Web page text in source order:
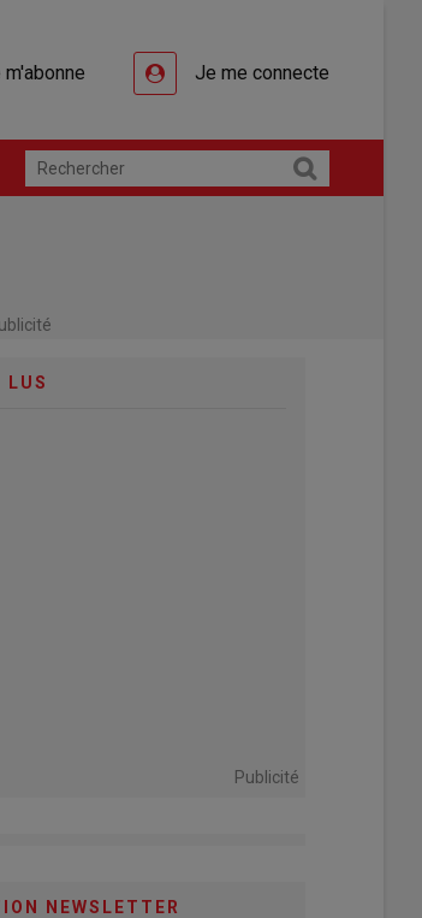
m'abonne Je me connecte
LUS
Publicité
NEWSLETTER